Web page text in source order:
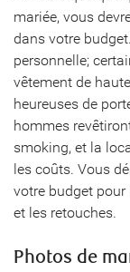
mariée, vous
dans votre
personnelle;
vêtement de
heureuses de
hommes
smoking, et la
les coûts. Vous
votre budget pour
et les retouches.
Photos de